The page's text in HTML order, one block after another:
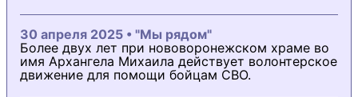
30 апреля 2025 • "Мы рядом"
Более двух лет при нововоронежском храме во
имя Архангела Михаила действует волонтерское
движение для помощи бойцам СВО.